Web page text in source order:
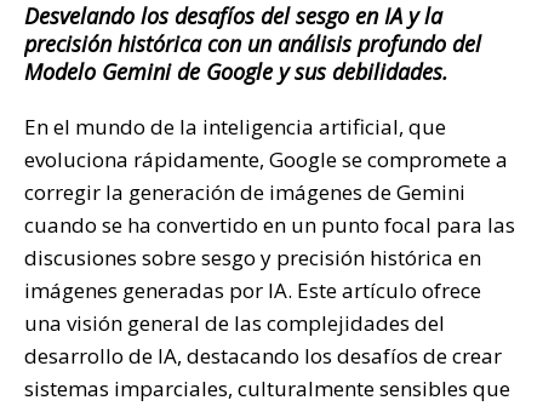
Desvelando los desafíos del sesgo en IA y la
precisión histórica con un análisis profundo del
Modelo Gemini de Google y sus debilidades.
En el mundo de la inteligencia artificial, que
evoluciona rápidamente, Google se compromete a
corregir la generación de imágenes de Gemini
cuando se ha convertido en un punto focal para las
discusiones sobre sesgo y precisión histórica en
imágenes generadas por IA. Este artículo ofrece
una visión general de las complejidades del
desarrollo de IA, destacando los desafíos de crear
sistemas imparciales, culturalmente sensibles que